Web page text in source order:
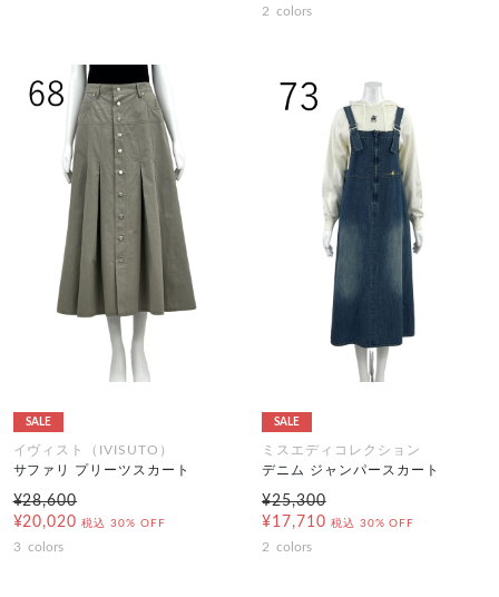
2 colors
SALE
イヴィスト（IVISUTO）
サファリ プリーツスカート
¥28,600
¥20,020 税込 30% OFF
3 colors
SALE
ミスエディコレクション
デニム ジャンパースカート
¥25,300
¥17,710 税込 30% OFF
2 colors